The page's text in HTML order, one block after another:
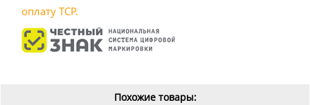
оплату ТСР.
Похожие товары: